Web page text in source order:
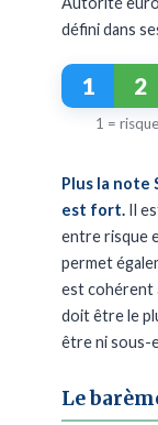
défini dans
1 2
1 =
Plus la note
est fort. Il
entre risque
permet
est cohérent
doit être le
être ni sous-
Le